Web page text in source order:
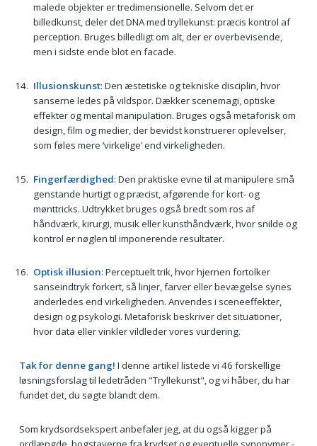
malede objekter er tredimensionelle. Selvom det er
billedkunst, deler det DNA med tryllekunst: præcis kontrol af
perception. Bruges billedligt om alt, der er overbevisende,
men i sidste ende blot en facade.
Illusionskunst: Den æstetiske og tekniske disciplin, hvor
sanserne ledes på vildspor. Dækker scenemagi, optiske
effekter og mental manipulation. Bruges også metaforisk om
design, film og medier, der bevidst konstruerer oplevelser,
som føles mere ‘virkelige’ end virkeligheden.
Fingerfærdighed: Den praktiske evne til at manipulere små
genstande hurtigt og præcist, afgørende for kort- og
mønttricks. Udtrykket bruges også bredt som ros af
håndværk, kirurgi, musik eller kunsthåndværk, hvor snilde og
kontrol er nøglen til imponerende resultater.
Optisk illusion: Perceptuelt trik, hvor hjernen fortolker
sanseindtryk forkert, så linjer, farver eller bevægelse synes
anderledes end virkeligheden. Anvendes i sceneeffekter,
design og psykologi. Metaforisk beskriver det situationer,
hvor data eller vinkler vildleder vores vurdering.
Tak for denne gang! I denne artikel listede vi 46 forskellige
løsningsforslag til ledetråden "Tryllekunst", og vi håber, du har
fundet det, du søgte blandt dem.
Som krydsordsekspert anbefaler jeg, at du også kigger på